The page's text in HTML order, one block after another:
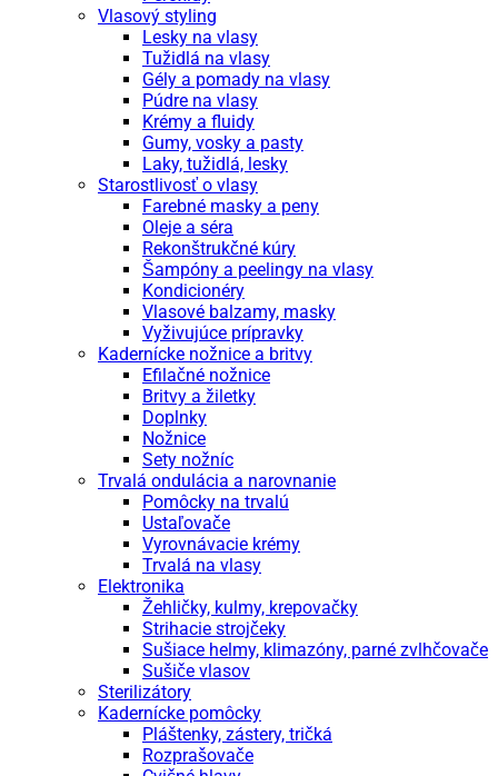
Vlasový styling
Lesky na vlasy
Tužidlá na vlasy
Gély a pomady na vlasy
Púdre na vlasy
Krémy a fluidy
Gumy, vosky a pasty
Laky, tužidlá, lesky
Starostlivosť o vlasy
Farebné masky a peny
Oleje a séra
Rekonštrukčné kúry
Šampóny a peelingy na vlasy
Kondicionéry
Vlasové balzamy, masky
Vyživujúce prípravky
Kadernícke nožnice a britvy
Efilačné nožnice
Britvy a žiletky
Doplnky
Nožnice
Sety nožníc
Trvalá ondulácia a narovnanie
Pomôcky na trvalú
Ustaľovače
Vyrovnávacie krémy
Trvalá na vlasy
Elektronika
Žehličky, kulmy, krepovačky
Strihacie strojčeky
Sušiace helmy, klimazóny, parné zvlhčovače
Sušiče vlasov
Sterilizátory
Kadernícke pomôcky
Pláštenky, zástery, tričká
Rozprašovače